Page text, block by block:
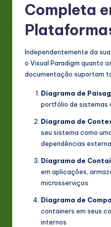
Completa
Independentemente da
o Visual Paradigm quanto
documentação suportam
Diagrama de
portfólio de sistemas
Diagrama de
seu sistema como
dependências
Diagrama de
em aplicações,
microsserviços
Diagrama de
containers em seus
internos